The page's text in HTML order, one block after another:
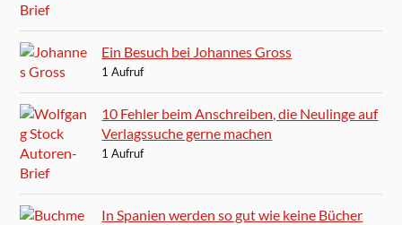
Ein Besuch bei Johannes Gross
1 Aufruf
10 Fehler beim Anschreiben, die Neulinge auf
Verlagssuche gerne machen
1 Aufruf
In Spanien werden so gut wie keine Bücher